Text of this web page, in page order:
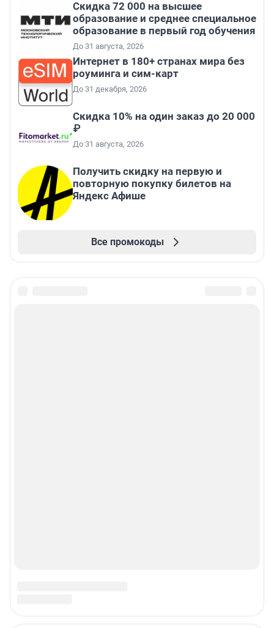
Скидка 72 000 на высшее
образование и среднее специальное
образование в первый год обучения
До 31 августа, 2026
Интернет в 180+ странах мира без
роуминга и сим-карт
До 31 декабря, 2026
Скидка 10% на один заказ до 20 000
₽
До 31 августа, 2026
Получить скидку на первую и
повторную покупку билетов на
Яндекс Афише
Все промокоды